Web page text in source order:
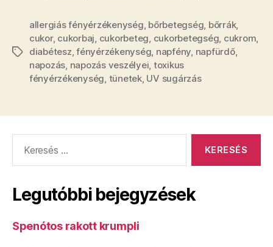
Címkék
allergiás fényérzékenység bőrbetegség bőrrák,
cukor, cukorbaj cukorbeteg cukorbetegség cukrom
diabétesz ,fényérzékenység napfény napfürdő,
napozás napozás veszélyei toxikus
fényérzékenység tünetek, UV sugárzás
Legutóbbi bejegyzések
Spenótos rakott krumpli